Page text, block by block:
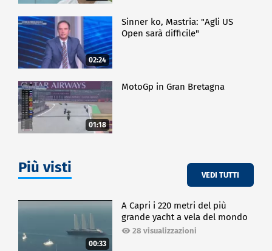
02:24
Sinner ko, Mastria: "Agli US
Open sarà difficile"
01:18
MotoGp in Gran Bretagna
Più visti VEDI TUTTI
00:33
A Capri i 220 metri del più
grande yacht a vela del mondo
28 visualizzazioni